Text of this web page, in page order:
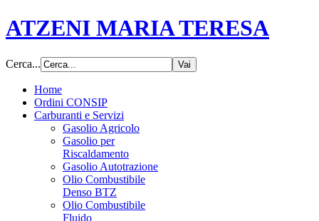
ATZENI MARIA TERESA
Cerca...
Home
Ordini CONSIP
Carburanti e Servizi
Gasolio Agricolo
Gasolio per
Riscaldamento
Gasolio Autotrazione
Olio Combustibile
Denso BTZ
Olio Combustibile
Fluido